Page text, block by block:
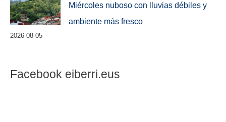
Miércoles nuboso con lluvias débiles y
ambiente más fresco
2026-08-05
Facebook eiberri.eus